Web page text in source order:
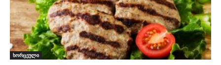
ხორცეული